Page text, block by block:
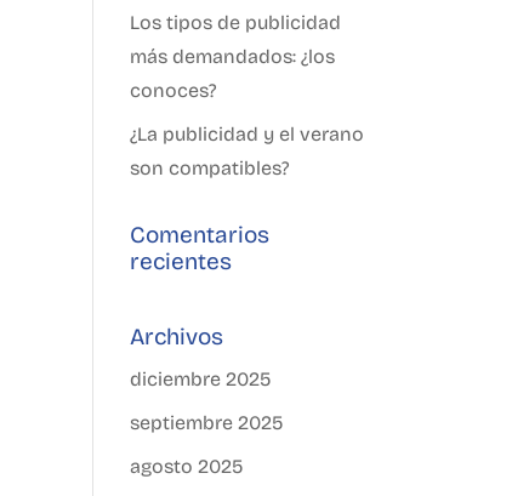
Los tipos de publicidad
más demandados: ¿los
conoces?
¿La publicidad y el verano
son compatibles?
Comentarios
recientes
Archivos
diciembre 2025
septiembre 2025
agosto 2025